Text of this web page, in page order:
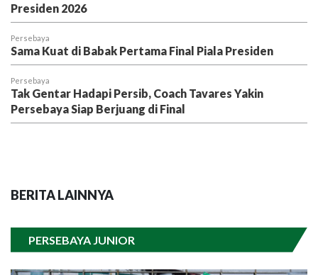
Presiden 2026
Persebaya
Sama Kuat di Babak Pertama Final Piala Presiden
Persebaya
Tak Gentar Hadapi Persib, Coach Tavares Yakin
Persebaya Siap Berjuang di Final
BERITA LAINNYA
PERSEBAYA JUNIOR